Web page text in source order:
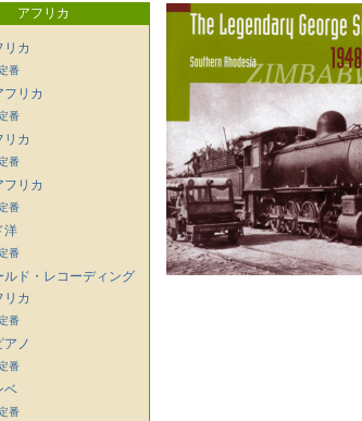
アフリカ
リカ
番
フリカ
番
リカ
番
フリカ
番
洋
番
ルド・レコーディング
リカ
番
アノ
番
ベ
番